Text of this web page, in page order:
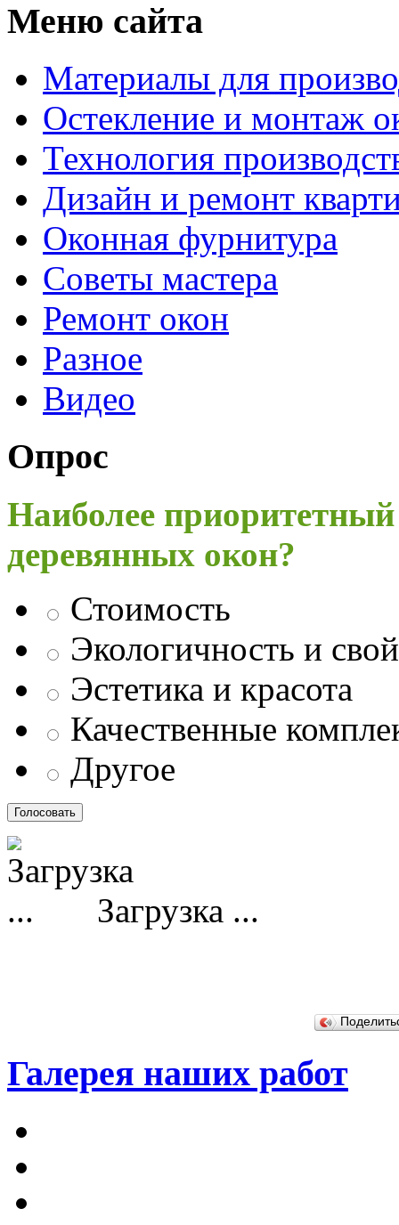
Меню сайта
Материалы для
Остекление и монтаж
Технология
Дизайн и ремонт
Оконная фурнитура
Советы мастера
Ремонт окон
Разное
Видео
Опрос
Наиболее
деревянных окон?
Стоимость
Экологичность и
Эстетика и красота
Качественные
Другое
Загрузка ...
Галерея наших работ